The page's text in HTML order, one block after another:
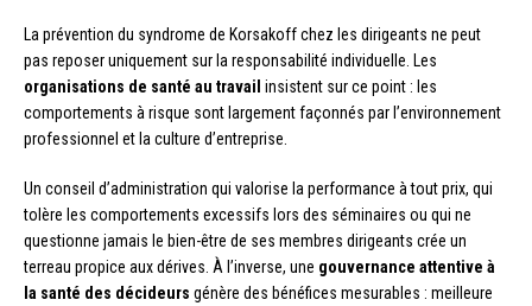
La prévention du syndrome de Korsakoff chez les dirigeants ne peut
pas reposer uniquement sur la responsabilité individuelle. Les
organisations de santé au travail insistent sur ce point : les
comportements à risque sont largement façonnés par l’environnement
professionnel et la culture d’entreprise.
Un conseil d’administration qui valorise la performance à tout prix, qui
tolère les comportements excessifs lors des séminaires ou qui ne
questionne jamais le bien-être de ses membres dirigeants crée un
terreau propice aux dérives. À l’inverse, une gouvernance attentive à
la santé des décideurs génère des bénéfices mesurables : meilleure